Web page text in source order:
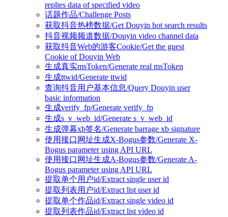
replies data of specified video
话题作品/Challenge Posts
获取抖音热榜数据/Get Douyin hot search results
抖音视频频道数据/Douyin video channel data
获取抖音Web的游客Cookie/Get the guest
Cookie of Douyin Web
生成真实msToken/Generate real msToken
生成ttwid/Generate ttwid
查询抖音用户基本信息/Query Douyin user
basic information
生成verify_fp/Generate verify_fp
生成s_v_web_id/Generate s_v_web_id
生成弹幕xb签名/Generate barrage xb signature
使用接口网址生成X-Bogus参数/Generate X-
Bogus parameter using API URL
使用接口网址生成A-Bogus参数/Generate A-
Bogus parameter using API URL
提取单个用户id/Extract single user id
提取列表用户id/Extract list user id
提取单个作品id/Extract single video id
提取列表作品id/Extract list video id